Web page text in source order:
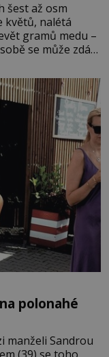
šest až osm
květů, nalétá
gramů medu –
se může zdát
jeden z
polonahé
manželi Sandrou
(39) se toho